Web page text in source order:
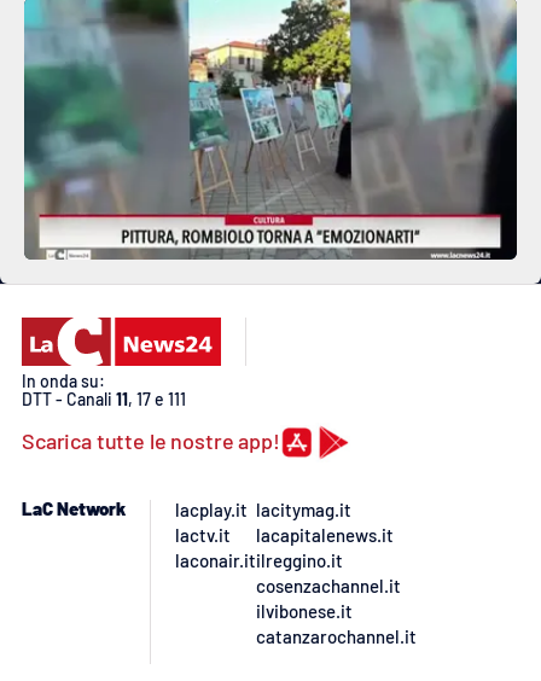
In onda su:
DTT - Canali 11, 17 e 111
Scarica tutte le nostre app!
LaC Network
lacplay.it
lactv.it
laconair.it
lacitymag.it
lacapitalenews.it
ilreggino.it
cosenzachannel.it
ilvibonese.it
catanzarochannel.it